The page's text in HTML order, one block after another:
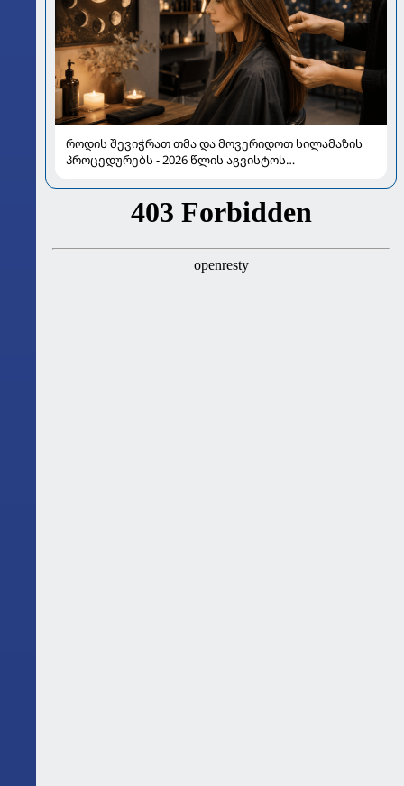
როდის შევიჭრათ თმა და მოვერიდოთ სილამაზის
პროცედურებს - 2026 წლის აგვისტოს